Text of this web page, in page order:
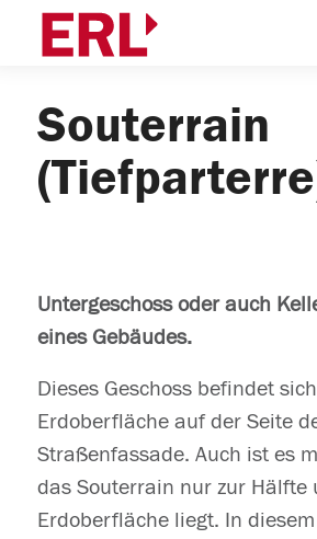
Souterrain
Untergeschoss oder auch
eines Gebäudes.
Dieses Geschoss befindet
Erdoberfläche auf der Seite
Straßenfassade. Auch ist es
das Souterrain nur zur Hälfte
Erdoberfläche liegt. In